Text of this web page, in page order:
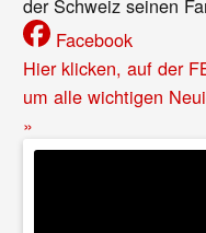
Facebook
Hier klicken, auf der
um alle wichtigen
»